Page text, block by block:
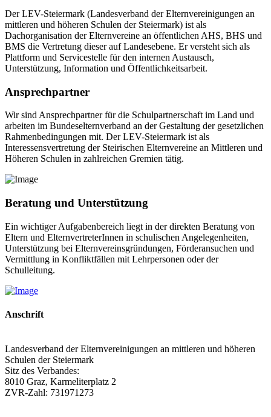
Der LEV-Steiermark (Landesverband der Elternvereinigungen an
mittleren und höheren Schulen der Steiermark) ist als
Dachorganisation der Elternvereine an öffentlichen AHS, BHS und
BMS die Vertretung dieser auf Landesebene. Er versteht sich als
Plattform und Servicestelle für den internen Austausch,
Unterstützung, Information und Öffentlichkeitsarbeit.
Ansprechpartner
Wir sind Ansprechpartner für die Schulpartnerschaft im Land und
arbeiten im Bundeselternverband an der Gestaltung der gesetzlichen
Rahmenbedingungen mit. Der LEV-Steiermark ist als
Interessensvertretung der Steirischen Elternvereine an Mittleren und
Höheren Schulen in zahlreichen Gremien tätig.
Beratung und Unterstützung
Ein wichtiger Aufgabenbereich liegt in der direkten Beratung von
Eltern und ElternvertreterInnen in schulischen Angelegenheiten,
Unterstützung bei Elternvereinsgründungen, Förderansuchen und
Vermittlung in Konfliktfällen mit Lehrpersonen oder der
Schulleitung.
Anschrift
Landesverband der Elternvereinigungen an mittleren und höheren
Schulen der Steiermark
Sitz des Verbandes:
8010 Graz, Karmeliterplatz 2
ZVR-Zahl: 731971273